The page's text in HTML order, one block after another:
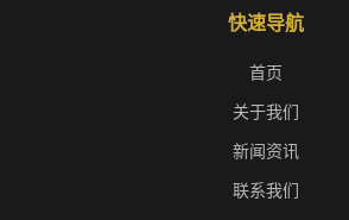
快速导航
首页
关于我们
新闻资讯
联系我们